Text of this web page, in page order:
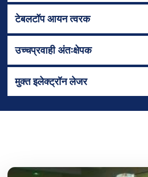
टेबलटॉप आयन त्वरक
उच्चप्रवाही अंतःक्षेपक
मुक्त इलेक्ट्रॉन लेजर